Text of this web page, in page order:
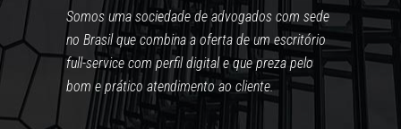
Somos uma sociedade de advogados com sede
no Brasil que combina a oferta de um escritório
full-service com perfil digital e que preza pelo
bom e prático atendimento ao cliente.